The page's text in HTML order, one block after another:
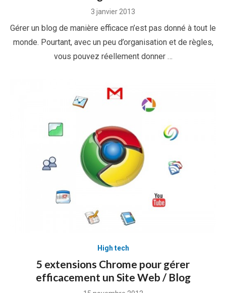
Posted
3 janvier 2013
Gérer un blog de manière efficace n’est pas donné à tout le
monde. Pourtant, avec un peu d’organisation et de règles,
vous pouvez réellement donner …
High tech
5 extensions Chrome pour gérer
efficacement un Site Web / Blog